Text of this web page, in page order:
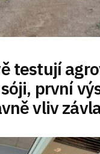
testují
první
vliv